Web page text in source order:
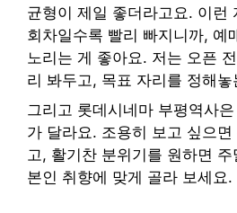
균형이 제일 좋더라고요. 이런
회차일수록 빨리 빠지니까, 예
노리는 게 좋아요. 저는 오픈
리 봐두고, 목표 자리를 정해놓
그리고 롯데시네마 부평역사
가 달라요. 조용히 보고 싶으
고, 활기찬 분위기를 원하면
본인 취향에 맞게 골라 보세요.